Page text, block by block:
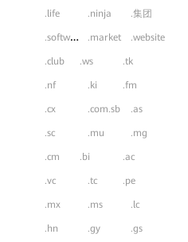
.life .ninja .集团
.
software .market .website
.club .ws .tk
.nf .ki .fm
.cx .com.sb .as
.sc .mu .mg
.cm .bi .ac
.vc .tc .pe
.mx .ms .lc
.hn .gy .gs